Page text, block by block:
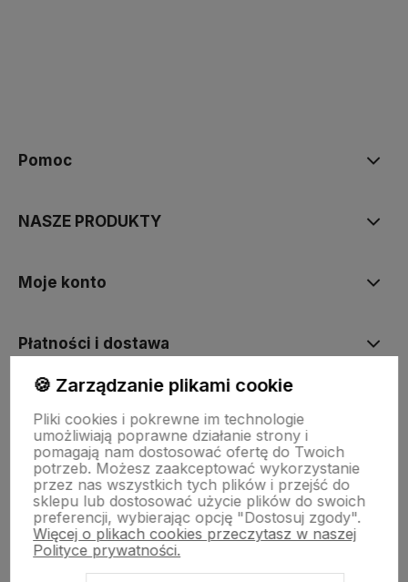
Pomoc
NASZE PRODUKTY
Moje konto
Płatności i dostawa
O nas
🍪 Zarządzanie plikami cookie
Pliki cookies i pokrewne im technologie
umożliwiają poprawne działanie strony i
pomagają nam dostosować ofertę do Twoich
potrzeb. Możesz zaakceptować wykorzystanie
przez nas wszystkich tych plików i przejść do
sklepu lub dostosować użycie plików do swoich
preferencji, wybierając opcję "Dostosuj zgody".
Więcej o plikach cookies przeczytasz w naszej
Polityce prywatności.